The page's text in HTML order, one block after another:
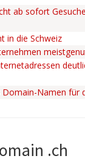
ab sofort
in die Schweiz
Namen für
.ch